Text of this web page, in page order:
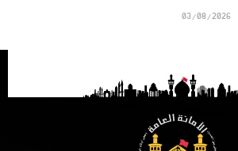
03/08/2026